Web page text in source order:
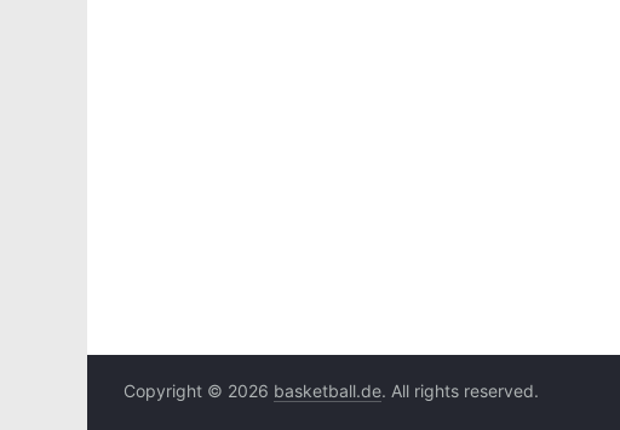
Copyright © 2026 basketball.de. All rights reserved.